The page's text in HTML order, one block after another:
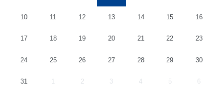
10 11 12 13 14 15 16
17 18 19 20 21 22 23
24 25 26 27 28 29 30
31 1 2 3 4 5 6